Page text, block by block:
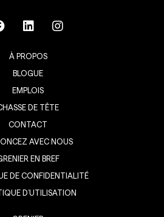
À PROPOS
BLOGUE
EMPLOIS
DE TÊTE
CONTACT
AVEC NOUS
EN BREF
DE CONFIDENTIALITÉ
D’UTILISATION